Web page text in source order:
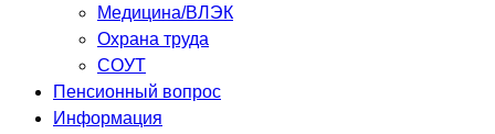
Медицина/ВЛЭК
Охрана труда
СОУТ
Пенсионный вопрос
Информация